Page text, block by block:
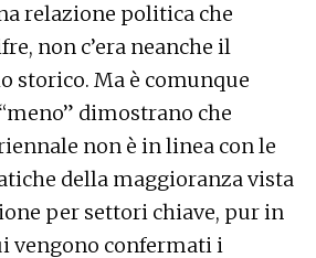
relazione politica che
non c’era neanche il
storico. Ma è comunque
dimostrano che
non è in linea con le
della maggioranza vista
per settori chiave, pur in
vengono confermati i